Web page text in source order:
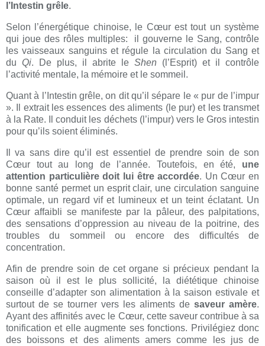
l’Intestin grêle.
Selon l’énergétique chinoise, le Cœur est tout un système
qui joue des rôles multiples: il gouverne le Sang, contrôle
les vaisseaux sanguins et régule la circulation du Sang et
du Qi. De plus, il abrite le Shen (l’Esprit) et il contrôle
l’activité mentale, la mémoire et le sommeil.
Quant à l’Intestin grêle, on dit qu’il sépare le « pur de l’impur
». Il extrait les essences des aliments (le pur) et les transmet
à la Rate. Il conduit les déchets (l’impur) vers le Gros intestin
pour qu’ils soient éliminés.
Il va sans dire qu’il est essentiel de prendre soin de son
Cœur tout au long de l’année. Toutefois, en été, une
attention particulière doit lui être accordée. Un Cœur en
bonne santé permet un esprit clair, une circulation sanguine
optimale, un regard vif et lumineux et un teint éclatant. Un
Cœur affaibli se manifeste par la pâleur, des palpitations,
des sensations d’oppression au niveau de la poitrine, des
troubles du sommeil ou encore des difficultés de
concentration.
Afin de prendre soin de cet organe si précieux pendant la
saison où il est le plus sollicité, la diététique chinoise
conseille d’adapter son alimentation à la saison estivale et
surtout de se tourner vers les aliments de saveur amère.
Ayant des affinités avec le Cœur, cette saveur contribue à sa
tonification et elle augmente ses fonctions. Privilégiez donc
des boissons et des aliments amers comme les jus de